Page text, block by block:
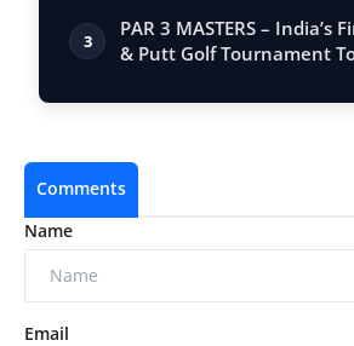
3
PAR 3 MASTERS – India’s
& Putt Golf Tournament
Comments
Name
Email